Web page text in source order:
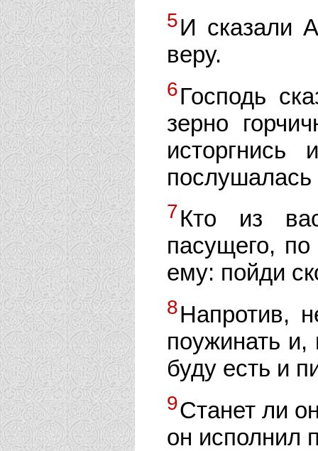
5И сказали
веру.
6Господь
зерно
7Кто из
пасущего,
ему: пойди
8Напротив,
поужинать
буду есть и
9Станет ли
он исполнил